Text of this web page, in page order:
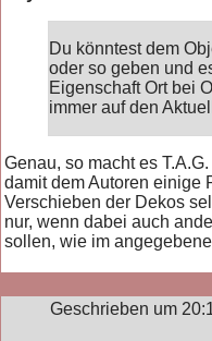
Du könntest dem
oder so geben und
Eigenschaft Ort bei
immer auf den
Genau, so macht es
damit dem Autoren einige
Verschieben der Dekos
nur, wenn dabei auch
sollen, wie im
Geschrieben um